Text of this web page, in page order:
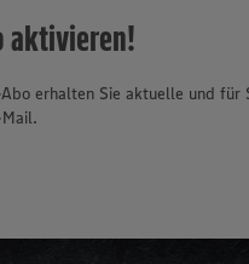
aktivieren!
erhalten Sie aktuelle und für